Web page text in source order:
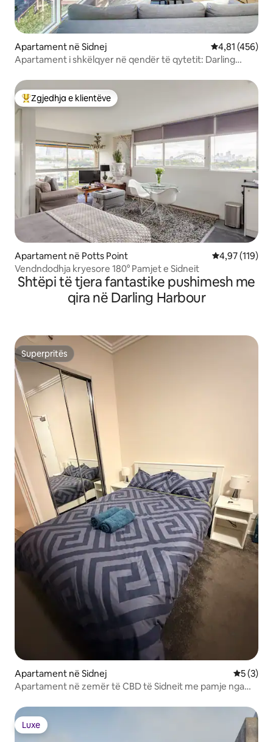
Apartament në Sidnej Vlerësimi
4,81 (456)
Apartament i shkëlqyer në qendër të qytetit: Darling
Më të mirat e zgjedhjeve të klientëve
Zgjedhja e klientëve
Apartament në Potts Point Vlerësimi
4,97 (119)
Vendndodhja kryesore 180° Pamjet e Sidneit
Shtëpi të tjera fantastike pushimesh me
qira në Darling Harbour
Superpritës
Superpritës
Apartament në Sidnej
5 (3)
Apartament në zemër të CBD të Sidneit me pamje nga
Luxe
Luxe